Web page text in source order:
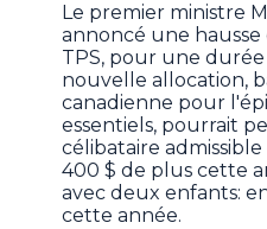
Le premier ministre
annoncé une
TPS, pour une durée
nouvelle allocation,
canadienne pour
essentiels, pourrait
célibataire
400 $ de plus cette
avec deux enfants:
cette année.